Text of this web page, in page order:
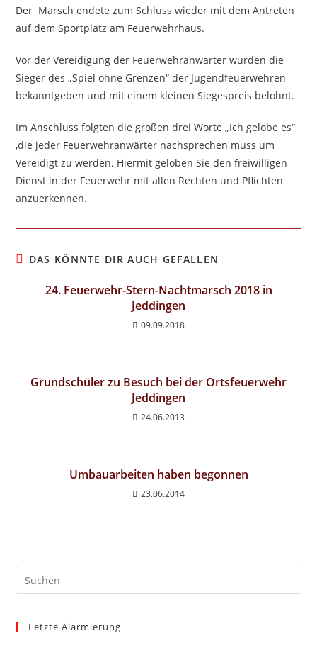
Der Marsch endete zum Schluss wieder mit dem Antreten
auf dem Sportplatz am Feuerwehrhaus.
Vor der Vereidigung der Feuerwehranwärter wurden die
Sieger des „Spiel ohne Grenzen“ der Jugendfeuerwehren
bekanntgeben und mit einem kleinen Siegespreis belohnt.
Im Anschluss folgten die großen drei Worte „Ich gelobe es“
,die jeder Feuerwehranwärter nachsprechen muss um
Vereidigt zu werden. Hiermit geloben Sie den freiwilligen
Dienst in der Feuerwehr mit allen Rechten und Pflichten
anzuerkennen.
DAS KÖNNTE DIR AUCH GEFALLEN
24. Feuerwehr-Stern-Nachtmarsch 2018 in
Jeddingen
09.09.2018
Grundschüler zu Besuch bei der Ortsfeuerwehr
Jeddingen
24.06.2013
Umbauarbeiten haben begonnen
23.06.2014
Letzte Alarmierung